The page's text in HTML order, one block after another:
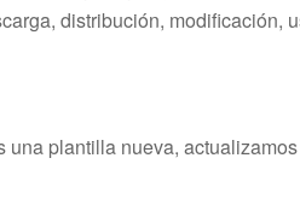
distribución, modificación,
una plantilla nueva, actualizamos